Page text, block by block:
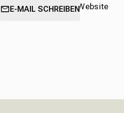
oderdirekt über die Website
E-MAIL SCHREIBEN